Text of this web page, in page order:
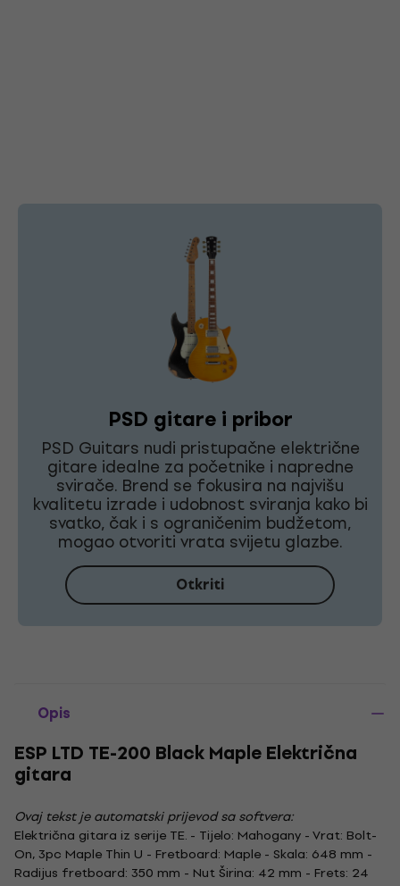
PSD gitare i pribor
PSD Guitars nudi pristupačne električne
gitare idealne za početnike i napredne
svirače. Brend se fokusira na najvišu
kvalitetu izrade i udobnost sviranja kako bi
svatko, čak i s ograničenim budžetom,
mogao otvoriti vrata svijetu glazbe.
Otkriti
Opis
ESP LTD TE-200 Black Maple Električna
gitara
Ovaj tekst je automatski prijevod sa softvera:
Električna gitara iz serije TE. - Tijelo: Mahogany - Vrat: Bolt-
On, 3pc Maple Thin U - Fretboard: Maple - Skala: 648 mm -
Radijus fretboard: 350 mm - Nut Širina: 42 mm - Frets: 24